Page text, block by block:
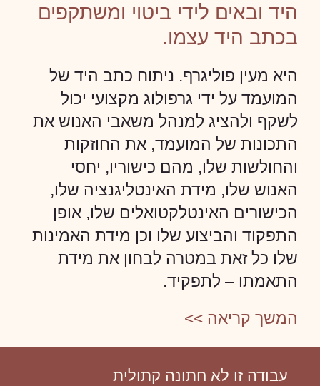
היד ובאים לידי ביטוי ומשתקפים
בכתב היד עצמו.
היא מעין פוליגרף. ניתוח כתב היד של
המועמד על ידי גרפולוג מקצועי יכול
לשקף ולהציג למנהל משאבי האנוש את
התכונות של המועמד, את החוזקות
והחולשות שלו, מהם כישוריו, יחסי
האנוש שלו, מידת האינטליגנציה שלו,
הכישורים האינטלקטואלים שלו, אופן
התפקוד והביצוע שלו וכן מידת האמינות
שלו כל זאת במטרה לבחון את מידת
התאמתו – לתפקיד.
המשך קריאה >>
עבודה זו לא חתונה קתולית